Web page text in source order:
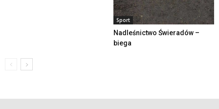
Sport
Nadleśnictwo Świeradów –
biega